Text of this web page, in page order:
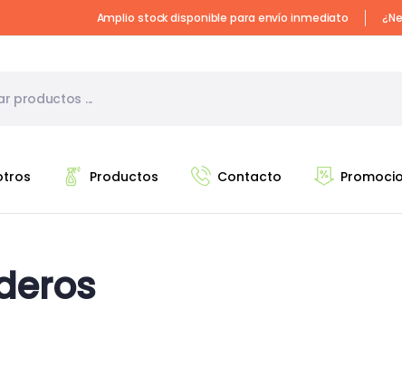
Amplio stock disponible para envío inmediato
Productos Contacto